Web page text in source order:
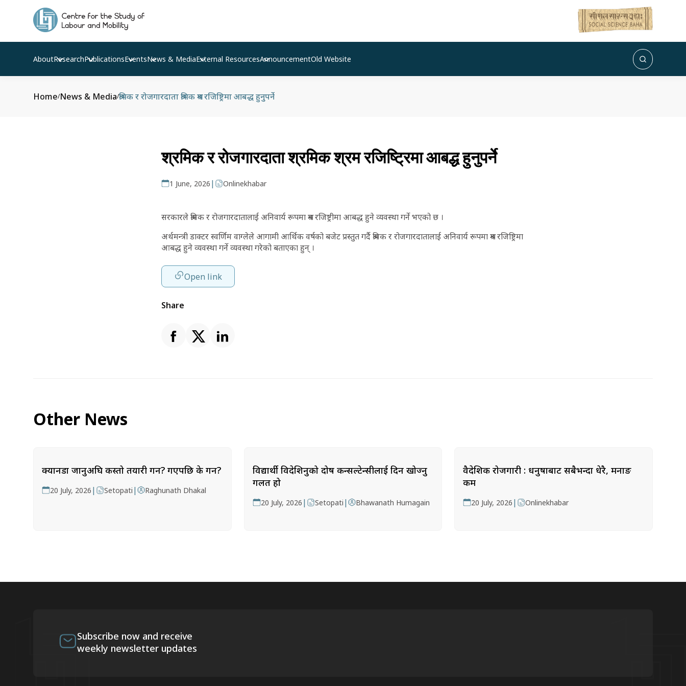
AboutResearchPublicationsEventsNews & MediaExternal ResourcesAnnouncementOld Website
Home/News & Media/श्रमिक र रोजगारदाता श्रमिक श्रम रजिष्ट्रिमा आबद्ध हुनुपर्ने
श्रमिक र रोजगारदाता श्रमिक श्रम रजिष्ट्रिमा आबद्ध हुनुपर्ने
1 June, 2026 | Onlinekhabar
सरकारले श्रमिक र रोजगारदातालाई अनिवार्य रूपमा श्रम रजिष्ट्रीमा आबद्ध हुने व्यवस्था गर्ने भएको छ ।
अर्थमन्त्री डाक्टर स्वर्णिम वाग्लेले आगामी आर्थिक वर्षको बजेट प्रस्तुत गर्दै श्रमिक र रोजगारदातालाई अनिवार्य रूपमा श्रम रजिष्ट्रिमा
आबद्ध हुने व्यवस्था गर्ने व्यवस्था गरेको बताएका हुन् ।
Open link
Share
Other News
क्यानडा जानुअघि कस्तो तयारी गर्ने? गएपछि के गर्ने?
20 July, 2026 | Setopati | Raghunath Dhakal
विद्यार्थी विदेशिनुको दोष कन्सल्टेन्सीलाई दिन खोज्नु
गलत हो
20 July, 2026 | Setopati | Bhawanath Humagain
वैदेशिक रोजगारी : धनुषाबाट सबैभन्दा धेरै, मनाङ
कम
20 July, 2026 | Onlinekhabar
Subscribe now and receive
weekly newsletter updates